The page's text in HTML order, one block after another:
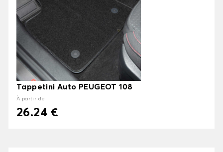
Tappetini Auto PEUGEOT 108
À partir de
26.24 €